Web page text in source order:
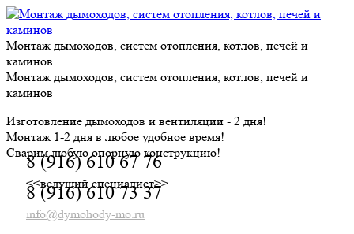
Skip
to
content
Монтаж дымоходов, систем отопления, котлов, печей и
каминов
Монтаж дымоходов, систем отопления, котлов, печей и
каминов
Изготовление дымоходов и вентиляции - 2 дня!
Монтаж 1-2 дня в любое удобное время!
Сварим любую опорную конструкцию!
8 (916) 610 67 76
<<ведущий специалист>>
8 (916) 610 73 37
info@dymohody-mo.ru